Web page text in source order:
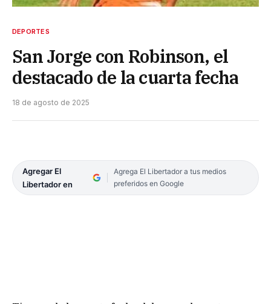
DEPORTES
San Jorge con Robinson, el
destacado de la cuarta fecha
18 de agosto de 2025
Agregar El
Libertador en
Agrega El Libertador a tus medios
preferidos en Google